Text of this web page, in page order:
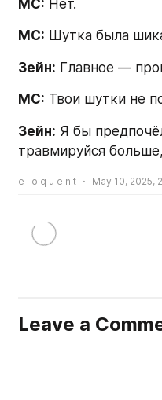
МС: Нет.
МС: Шутка была
Зейн: Главное —
МС: Твои шутки не
Зейн: Я бы
травмируйся
e l o q u e n t May 10, 2025,
Leave a